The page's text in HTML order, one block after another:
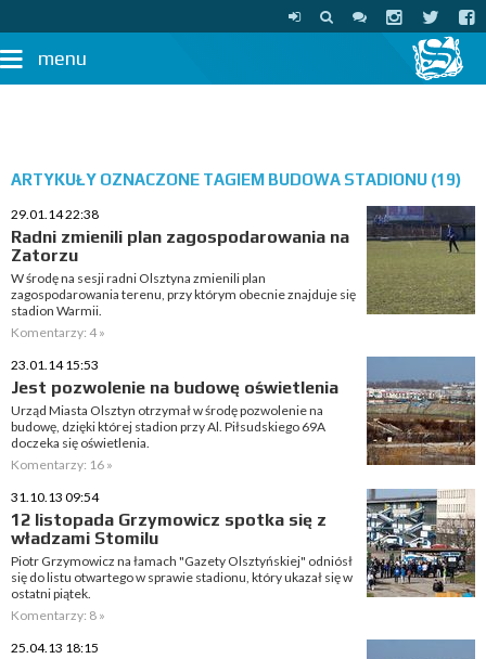
menu
ARTYKUŁY OZNACZONE TAGIEM BUDOWA STADIONU (19)
29.01.14 22:38
Radni zmienili plan zagospodarowania na
Zatorzu
W środę na sesji radni Olsztyna zmienili plan
zagospodarowania terenu, przy którym obecnie znajduje się
stadion Warmii.
Komentarzy: 4 »
23.01.14 15:53
Jest pozwolenie na budowę oświetlenia
Urząd Miasta Olsztyn otrzymał w środę pozwolenie na
budowę, dzięki której stadion przy Al. Piłsudskiego 69A
doczeka się oświetlenia.
Komentarzy: 16 »
31.10.13 09:54
12 listopada Grzymowicz spotka się z
władzami Stomilu
Piotr Grzymowicz na łamach "Gazety Olsztyńskiej" odniósł
się do listu otwartego w sprawie stadionu, który ukazał się w
ostatni piątek.
Komentarzy: 8 »
25.04.13 18:15